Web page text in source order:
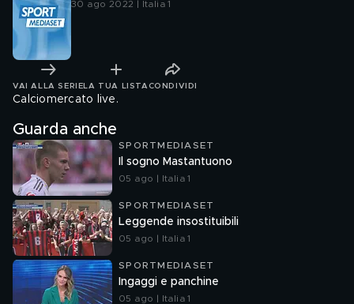
30 ago 2022 | Italia 1
VAI ALLA SERIE LA TUA LISTA CONDIVIDI
Calciomercato live.
Guarda anche
SPORTMEDIASET
Il sogno Mastantuono
05 ago | Italia 1
SPORTMEDIASET
Leggende insostituibili
05 ago | Italia 1
SPORTMEDIASET
Ingaggi e panchine
05 ago | Italia 1